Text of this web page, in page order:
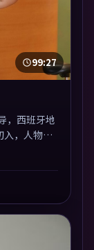
99:27
，西班牙地
入，人物在
绪克制而